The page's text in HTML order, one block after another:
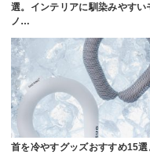
選。インテリアに馴染みやすい
ノ…
首を冷やすグッズおすすめ15選